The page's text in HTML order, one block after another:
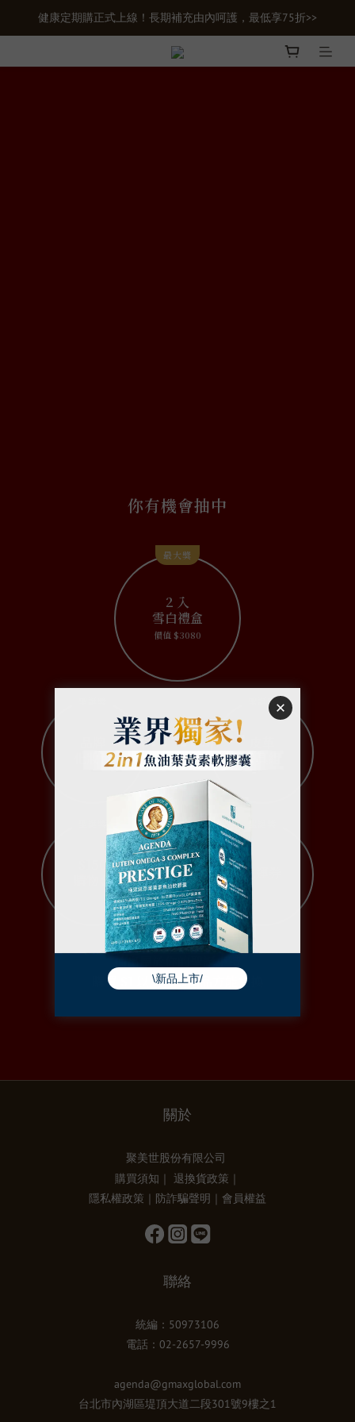
新會員首購輸入【newgifts】滿額最高現折$100
健康定期購正式上線！長期補充由內呵護，最低享75折>>
新會員首購輸入【newgifts】滿額最高現折$100
你有機會抽中
最大獎
2 入
雪白禮盒
價值 $3080
化妝包
聖誕獎
餐具組
$150
購物金
免運券
抽出屬於你的聖誕小禮
購買 $1 以上官網商品方能兌換
關於
聚美世股份有限公司
購買須知 ｜ 退換貨政策 ｜
隱私權政策 ｜ 防詐騙聲明 ｜ 會員權益
聯絡
統編：50973106
電話：02-2657-9996
agenda@gmaxglobal.com
台北市內湖區堤頂大道二段301號9樓之1